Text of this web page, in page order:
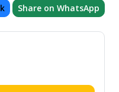
Share on WhatsApp